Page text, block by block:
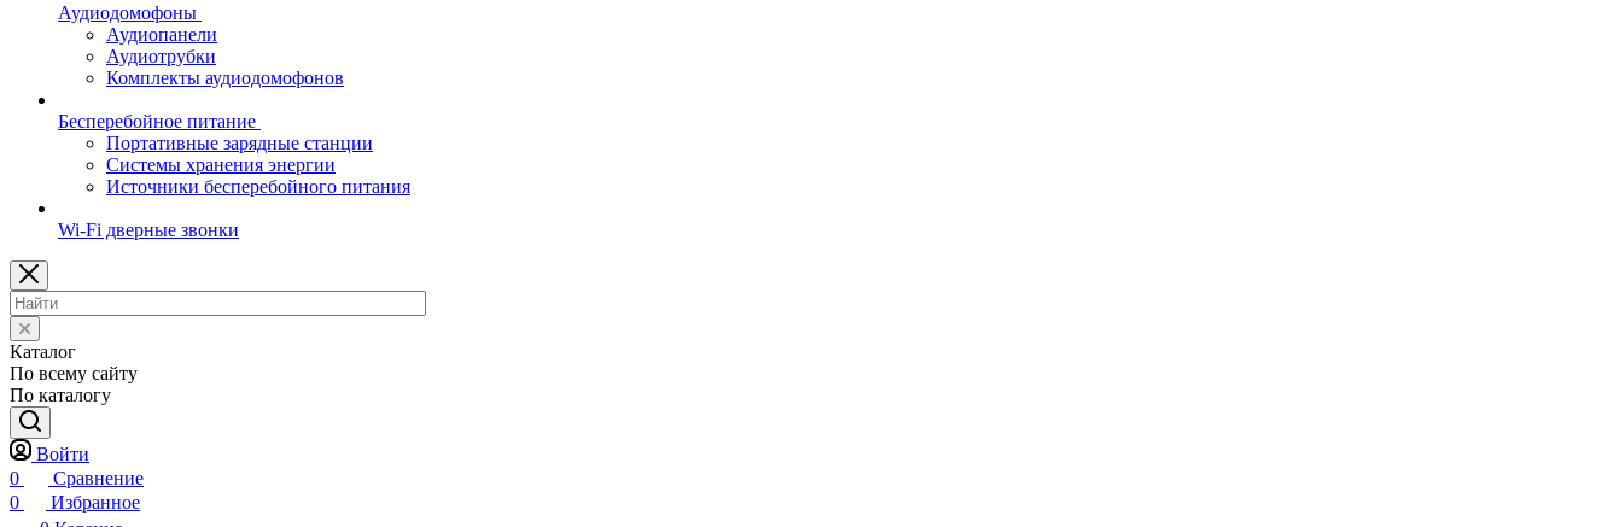
Аудиодомофоны
Аудиопанели
Аудиотрубки
Комплекты аудиодомофонов
Бесперебойное питание
Портативные зарядные станции
Системы хранения энергии
Источники бесперебойного питания
Wi-Fi дверные звонки
Каталог
По всему сайту
По каталогу
Войти
0
Сравнение
0
Избранное